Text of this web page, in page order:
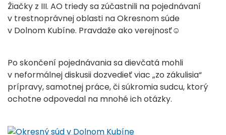
Žiačky z III. AO triedy sa zúčastnili na pojednávaní
v trestnoprávnej oblasti na Okresnom súde
v Dolnom Kubíne. Pravdaže ako verejnosť☺
Po skončení pojednávania sa dievčatá mohli
v neformálnej diskusii dozvedieť viac „zo zákulisia“
prípravy, samotnej práce, či súkromia sudcu, ktorý
ochotne odpovedal na mnohé ich otázky.